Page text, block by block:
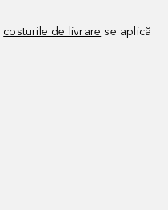
costurile de livrare se aplică